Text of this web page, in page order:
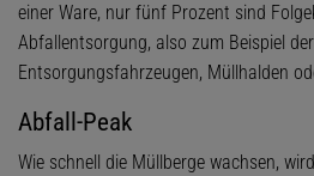
einer Ware, nur fünf Prozent sind
Abfallentsorgung, also zum Beispiel
Entsorgungsfahrzeugen, Müllhalden
Abfall-Peak
Wie schnell die Müllberge wachsen,